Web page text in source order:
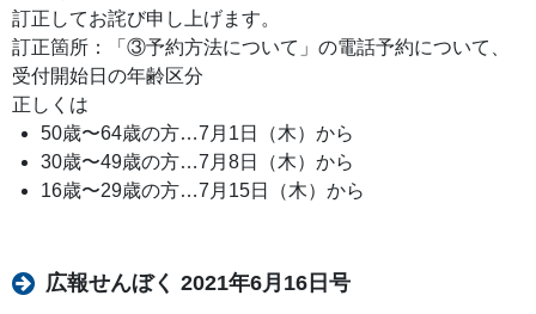
訂正してお詫び申し上げます。
訂正箇所：「③予約方法について」の電話予約について、
受付開始日の年齢区分
正しくは
50歳〜64歳の方…7月1日（木）から
30歳〜49歳の方…7月8日（木）から
16歳〜29歳の方…7月15日（木）から
広報せんぼく 2021年6月16日号